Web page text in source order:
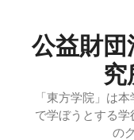
公益財団
究
「東方学院」は
で学ぼうとする
の